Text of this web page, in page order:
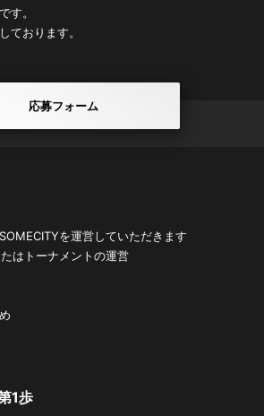
す。
ております。
応募フォーム
を運営していただきます
はトーナメントの運営
1歩